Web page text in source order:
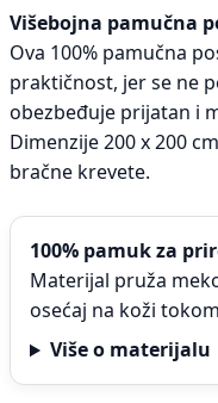
Višebojna pamučna
Ova 100% pamučna
praktičnost, jer se ne
obezbeđuje prijatan i
Dimenzije 200 x 200
bračne krevete.
100% pamuk za
Materijal pruža
osećaj na koži
Više o materijalu